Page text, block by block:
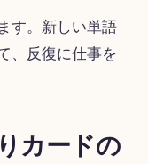
す。新しい単語
、反復に仕事を
カードの